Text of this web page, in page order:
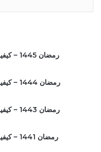
رمضان 1445 – كيفية ثبوت شهر الصوم
رمضان 1444 – كيفية ثبوت شهر الصوم
رمضان 1443 – كيفية ثبوت شهر الصوم
رمضان 1441 – كيفية ثبوت شهر الصوم